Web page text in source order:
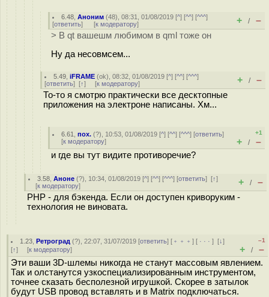
6.48 ,Аноним (48), 08:31, 01/08/2019 [^] [^^] [^^^]
[ответить] [к модератору] + / –
> В qt вашешм любимом в qml тоже он
Ну да несовмсем...
5.49 ,iFRAME (ok), 08:32, 01/08/2019 [^] [^^] [^^^]
[ответить] [↑] [к модератору] + / –
То-то я смотрю практически все десктопные
приложения на электроне написаны. Хм...
6.61 ,пох. (?), 10:53, 01/08/2019 [^] [^^] [^^^] [ответить]
[к модератору]
+1
+ / –
и где вы тут видите противоречие?
3.58 ,Аноне (?), 10:34, 01/08/2019 [^] [^^] [^^^] [ответить][↑]
[к модератору] + / –
PHP - для бэкенда. Если он доступен криворуким -
технология не виновата.
1.23 ,Ретроград (?), 22:07, 31/07/2019 [ответить] [ ﹢﹢﹢] [ · · ·][↓]
[↑] [к модератору]
–1
+ / –
Эти ваши 3D-шлемы никогда не станут массовым явлением.
Так и олстанутся узкоспециализированным инструментом,
точнее сказать бесполезной игрушкой. Скорее в затылок
будут USB провод вставлять и в Matrix подключаться.